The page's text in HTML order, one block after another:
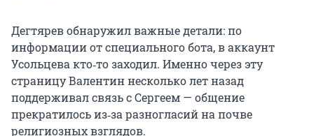
Дегтярев обнаружил важные детали: по
информации от специального бота, в аккаунт
Усольцева кто‑то заходил. Именно через эту
страницу Валентин несколько лет назад
поддерживал связь с Сергеем — общение
прекратилось из‑за разногласий на почве
религиозных взглядов.